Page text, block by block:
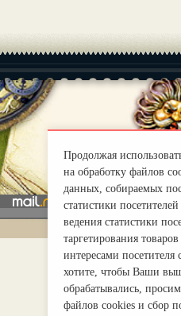
Продолжая
на обработку файлов
данных, собираемых
статистики
ведения статистики
таргетирования
интересами
хотите, чтобы Ваши
обрабатывались,
файлов cookies и сбор